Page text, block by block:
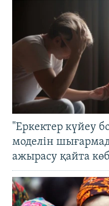
"Еркектер күйеу
моделін
ажырасу қайта